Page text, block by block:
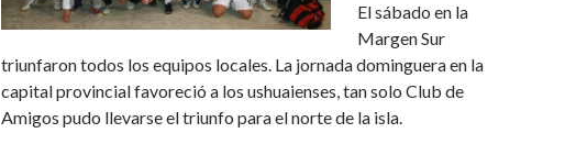
El sábado en la
Margen Sur
triunfaron todos los equipos locales. La jornada dominguera en la
capital provincial favoreció a los ushuaienses, tan solo Club de
Amigos pudo llevarse el triunfo para el norte de la isla.